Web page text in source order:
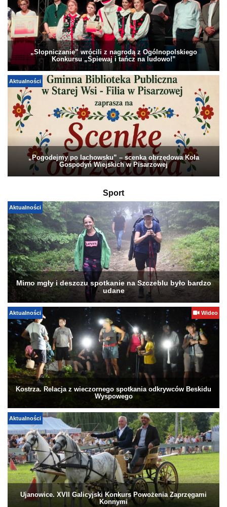
„Słopniczanie” wrócili z nagrodą z Ogólnopolskiego
Konkursu „Śpiewaj i tańcz na ludowo!”
Aktualności
„Pogodejmy po lachowsku” – scenka obrzędowa Koła
Gospodyń Wiejskich w Pisarzowej
Sport
Aktualności
Mimo mgły i deszczu spotkanie na Szczeblu było bardzo
udane
Aktualności Wideo
Kostrza. Relacja z wieczornego spotkania odkrywców Beskidu
Wyspowego
Aktualności
Ujanowice. XVII Galicyjski Konkurs Powożenia Zaprzęgami
Konnymi